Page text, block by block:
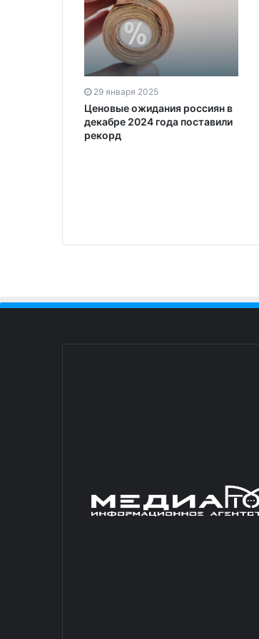
29 января 2025
Ценовые ожидания россиян в
декабре 2024 года поставили
рекорд